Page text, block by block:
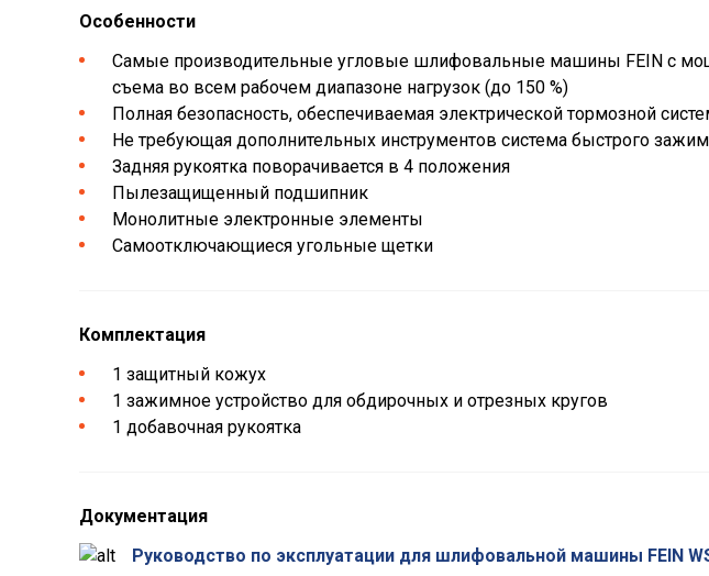
Особенности
Самые производительные угловые шлифовальные машины FEIN с
съема во всем рабочем диапазоне нагрузок (до 150 %)
Полная безопасность, обеспечиваемая электрической тормозной
Не требующая дополнительных инструментов система быстрого
Задняя рукоятка поворачивается в 4 положения
Пылезащищенный подшипник
Монолитные электронные элементы
Самоотключающиеся угольные щетки
Комплектация
1 защитный кожух
1 зажимное устройство для обдирочных и отрезных кругов
1 добавочная рукоятка
Документация
Руководство по эксплуатации для шлифовальной машины FEIN